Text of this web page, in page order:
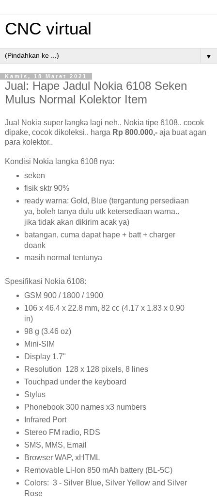
CNC virtual
▼
Kamis, 18 Maret 2021
Jual: Hape Jadul Nokia 6108 Seken
Mulus Normal Kolektor Item
Jual Nokia super langka lagi neh.. Nokia tipe 6108.. cocok
dipake, cocok dikoleksi.. harga Rp 800.000,- aja buat agan
para kolektor..
Kondisi Nokia langka 6108 nya:
seken
fisik sktr 90%
ready warna: Gold, Blue (tergantung persediaan
ya, boleh tanya dulu utk ketersediaan warna..
jika tidak akan dikirim acak ya)
batangan, cuma dapat hape + batt + charger
doank
masih normal tentunya
Spesifikasi Nokia 6108:
GSM 900 / 1800 / 1900
106 x 46.4 x 22.8 mm, 82 cc (4.17 x 1.83 x 0.90
in)
98 g (3.46 oz)
Mini-SIM
Display 1.7"
Resolution 128 x 128 pixels, 8 lines
Touchpad under the keyboard
Stylus
Phonebook 300 names x3 numbers
Infrared Port
Stereo FM radio, RDS
SMS, MMS, Email
Browser WAP, xHTML
Removable Li-Ion 850 mAh battery (BL-5C)
Colors: 3 - Silver Blue, Silver Yellow and Silver
Rose